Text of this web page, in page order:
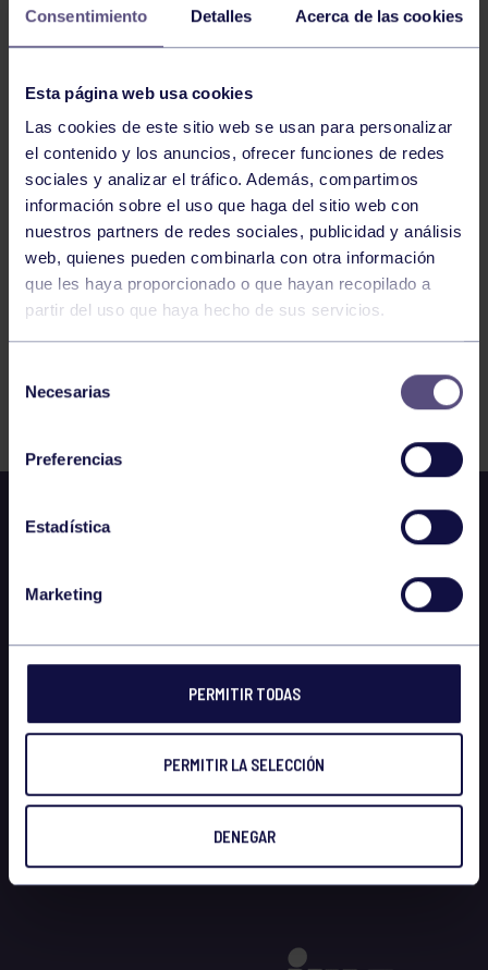
Consentimiento Detalles Acerca de las cookies
Esta página web usa cookies
Las cookies de este sitio web se usan para personalizar
el contenido y los anuncios, ofrecer funciones de redes
sociales y analizar el tráfico. Además, compartimos
información sobre el uso que haga del sitio web con
nuestros partners de redes sociales, publicidad y análisis
web, quienes pueden combinarla con otra información
que les haya proporcionado o que hayan recopilado a
partir del uso que haya hecho de sus servicios.
Necesarias
Preferencias
Estadística
Marketing
PERMITIR TODAS
PERMITIR LA SELECCIÓN
DENEGAR
PADEL CENTER – RGCC D
20:00h BALONCESTO
SENIOR MASCULINO B: AVILÉS SUR – RGCC
460 461 462 463 464 465 466
FILTRAR